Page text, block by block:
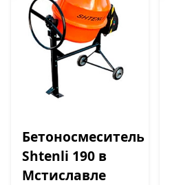
Бетоносмеситель
Shtenli 190 в
Мстиславле